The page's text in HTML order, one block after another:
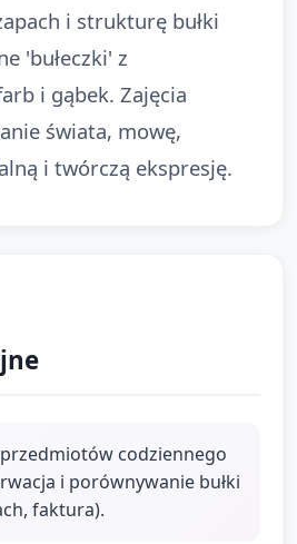
i strukturę bułki
'bułeczki' z
i gąbek. Zajęcia
świata, mowę,
i twórczą ekspresję.
codziennego
i porównywanie bułki
faktura).